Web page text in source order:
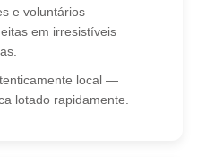
e voluntários
em irresistíveis
local —
lotado rapidamente.